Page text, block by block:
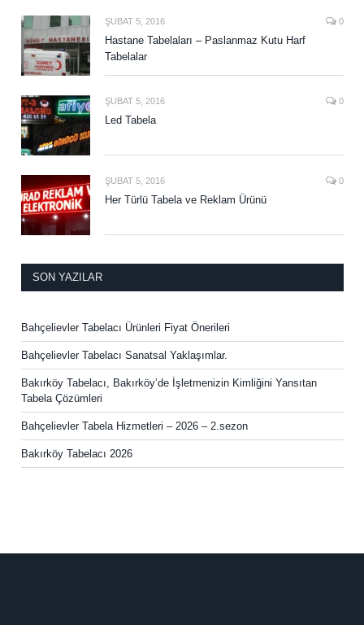
ŞUBAT 5, 2016 0
Hastane Tabelaları – Paslanmaz Kutu Harf
Tabelalar
ŞUBAT 5, 2016 0
Led Tabela
ŞUBAT 5, 2016 0
Her Türlü Tabela ve Reklam Ürünü
SON YAZILAR
Bahçelievler Tabelacı Ürünleri Fiyat Önerileri
Bahçelievler Tabelacı Sanatsal Yaklaşımlar.
Bakırköy Tabelacı, Bakırköy’de İşletmenizin Kimliğini Yansıtan
Tabela Çözümleri
Bahçelievler Tabela Hizmetleri – 2026 – 2.sezon
Bakırköy Tabelacı 2026